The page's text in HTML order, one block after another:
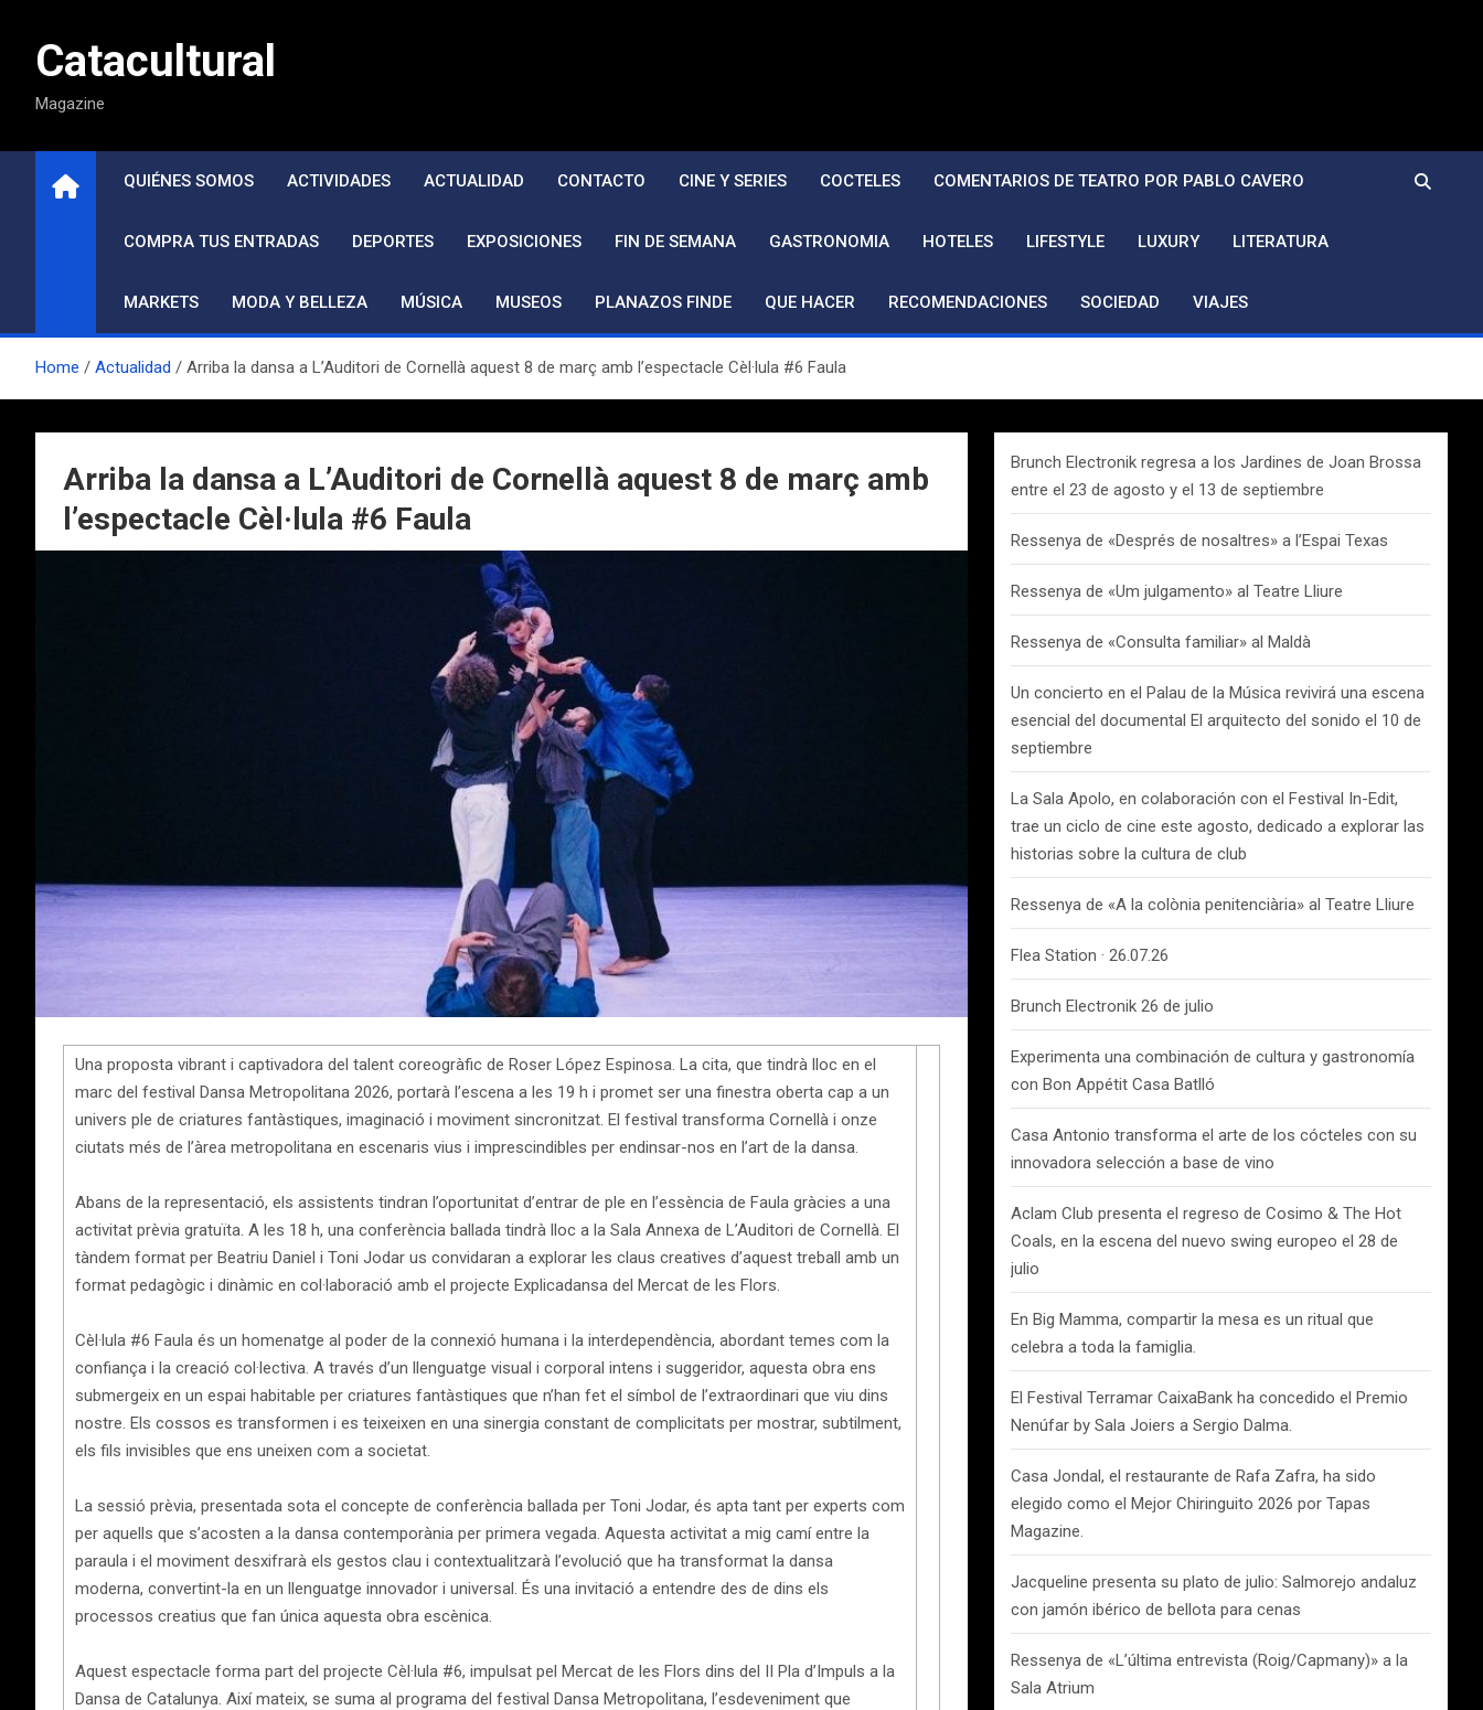
contenidoCatacultural
Magazine
QUIÉNES SOMOS ACTIVIDADES ACTUALIDAD CONTACTO CINE Y SERIES COCTELES COMENTARIOS DE TEATRO POR PABLO CAVERO
COMPRA TUS ENTRADAS DEPORTES EXPOSICIONES FIN DE SEMANA GASTRONOMIA HOTELES LIFESTYLE LUXURY LITERATURA
MARKETS MODA Y BELLEZA MÚSICA MUSEOS PLANAZOS FINDE QUE HACER RECOMENDACIONES SOCIEDAD VIAJES
Home Actualidad Arriba la dansa a L’Auditori de Cornellà aquest 8 de març amb l’espectacle Cèl·lula #6 Faula
Arriba la dansa a L’Auditori de Cornellà aquest 8 de març amb
l’espectacle Cèl·lula #6 Faula
Una proposta vibrant i captivadora del talent coreogràfic de Roser López Espinosa. La cita, que tindrà lloc en el
marc del festival Dansa Metropolitana 2026, portarà l’escena a les 19 h i promet ser una finestra oberta cap a un
univers ple de criatures fantàstiques, imaginació i moviment sincronitzat. El festival transforma Cornellà i onze
ciutats més de l’àrea metropolitana en escenaris vius i imprescindibles per endinsar-nos en l’art de la dansa.
Abans de la representació, els assistents tindran l’oportunitat d’entrar de ple en l’essència de Faula gràcies a una
activitat prèvia gratuïta. A les 18 h, una conferència ballada tindrà lloc a la Sala Annexa de L’Auditori de Cornellà. El
tàndem format per Beatriu Daniel i Toni Jodar us convidaran a explorar les claus creatives d’aquest treball amb un
format pedagògic i dinàmic en col·laboració amb el projecte Explicadansa del Mercat de les Flors.
Cèl·lula #6 Faula és un homenatge al poder de la connexió humana i la interdependència, abordant temes com la
confiança i la creació col·lectiva. A través d’un llenguatge visual i corporal intens i suggeridor, aquesta obra ens
submergeix en un espai habitable per criatures fantàstiques que n’han fet el símbol de l’extraordinari que viu dins
nostre. Els cossos es transformen i es teixeixen en una sinergia constant de complicitats per mostrar, subtilment,
els fils invisibles que ens uneixen com a societat.
La sessió prèvia, presentada sota el concepte de conferència ballada per Toni Jodar, és apta tant per experts com
per aquells que s’acosten a la dansa contemporània per primera vegada. Aquesta activitat a mig camí entre la
paraula i el moviment desxifrarà els gestos clau i contextualitzarà l’evolució que ha transformat la dansa
moderna, convertint-la en un llenguatge innovador i universal. És una invitació a entendre des de dins els
processos creatius que fan única aquesta obra escènica.
Aquest espectacle forma part del projecte Cèl·lula #6, impulsat pel Mercat de les Flors dins del II Pla d’Impuls a la
Dansa de Catalunya. Així mateix, se suma al programa del festival Dansa Metropolitana, l’esdeveniment que
Brunch Electronik regresa a los Jardines de Joan Brossa
entre el 23 de agosto y el 13 de septiembre
Ressenya de «Després de nosaltres» a l’Espai Texas
Ressenya de «Um julgamento» al Teatre Lliure
Ressenya de «Consulta familiar» al Maldà
Un concierto en el Palau de la Música revivirá una escena
esencial del documental El arquitecto del sonido el 10 de
septiembre
La Sala Apolo, en colaboración con el Festival In-Edit,
trae un ciclo de cine este agosto, dedicado a explorar las
historias sobre la cultura de club
Ressenya de «A la colònia penitenciària» al Teatre Lliure
Flea Station · 26.07.26
Brunch Electronik 26 de julio
Experimenta una combinación de cultura y gastronomía
con Bon Appétit Casa Batlló
Casa Antonio transforma el arte de los cócteles con su
innovadora selección a base de vino
Aclam Club presenta el regreso de Cosimo & The Hot
Coals, en la escena del nuevo swing europeo el 28 de
julio
En Big Mamma, compartir la mesa es un ritual que
celebra a toda la famiglia.
El Festival Terramar CaixaBank ha concedido el Premio
Nenúfar by Sala Joiers a Sergio Dalma.
Casa Jondal, el restaurante de Rafa Zafra, ha sido
elegido como el Mejor Chiringuito 2026 por Tapas
Magazine.
Jacqueline presenta su plato de julio: Salmorejo andaluz
con jamón ibérico de bellota para cenas
Ressenya de «L’última entrevista (Roig/Capmany)» a la
Sala Atrium